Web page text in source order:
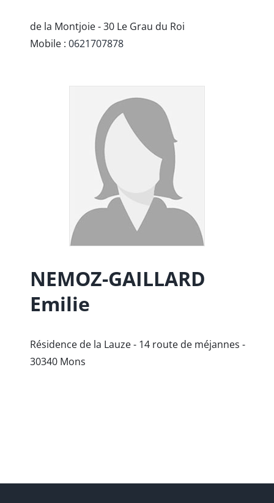
de la Montjoie -30 Le Grau du Roi
0621707878
NEMOZ-GAILLARD
Emilie
Résidence de la Lauze - 14 route de méjannes -
30340 Mons